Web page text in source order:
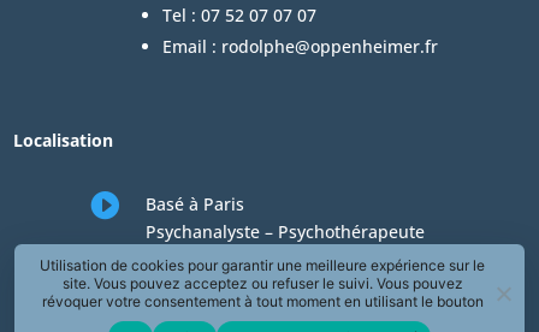
Tel : 07 52 07 07 07
Email : rodolphe@oppenheimer.fr
Localisation

Basé à Paris
Psychanalyste – Psychothérapeute
Consultations en téléconsultation de
psychologie
Utilisation de cookies pour garantir une meilleure expérience sur le
site. Vous pouvez acceptez ou refuser le suivi. Vous pouvez
révoquer votre consentement à tout moment en utilisant le bouton
« Révoquer le consentement » présent dans la page de Politique de